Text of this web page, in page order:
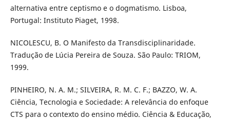
alternativa entre ceptismo e o dogmatismo. Lisboa,
Portugal: Instituto Piaget, 1998.
NICOLESCU, B. O Manifesto da Transdisciplinaridade.
Tradução de Lúcia Pereira de Souza. São Paulo: TRIOM,
1999.
PINHEIRO, N. A. M.; SILVEIRA, R. M. C. F.; BAZZO, W. A.
Ciência, Tecnologia e Sociedade: A relevância do enfoque
CTS para o contexto do ensino médio. Ciência & Educação,